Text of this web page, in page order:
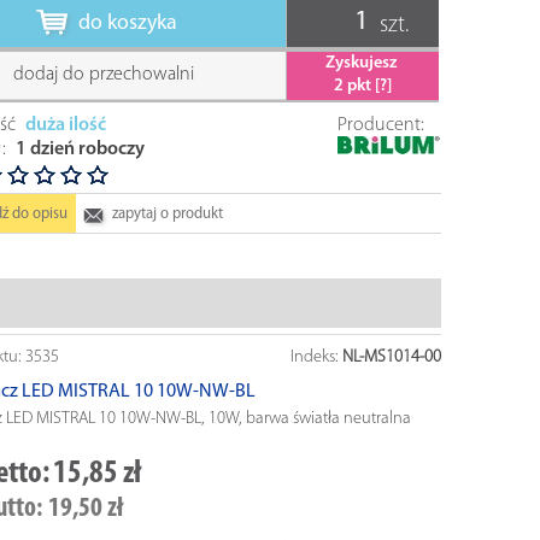
NOWOŚĆ
Oprawa uliczna LED NOVUM PLUS 50
szczegóły
NOWOŚĆ
do koszyka szt.
dodaj do przechowalni
Zyskujesz
2 pkt [?]
duża ilość
1 dzień roboczy
Producent:
do opisu zapytaj o produkt
Indeks: NL-MS1014-00
3535
LED MISTRAL 10 10W-NW-BL
LED MISTRAL 10 10W-NW-BL, 10W, barwa światła neutralna
15,85 zł
19,50 zł